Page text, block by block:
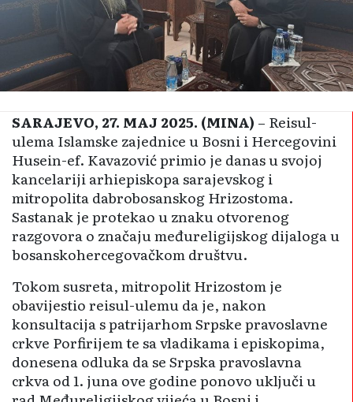
SARAJEVO, 27. MAJ 2025. (MINA) – Reisul-
ulema Islamske zajednice u Bosni i Hercegovini
Husein-ef. Kavazović primio je danas u svojoj
kancelariji arhiepiskopa sarajevskog i
mitropolita dabrobosanskog Hrizostoma.
Sastanak je protekao u znaku otvorenog
razgovora o značaju međureligijskog dijaloga u
bosanskohercegovačkom društvu.
Tokom susreta, mitropolit Hrizostom je
obavijestio reisul-ulemu da je, nakon
konsultacija s patrijarhom Srpske pravoslavne
crkve Porfirijem te sa vladikama i episkopima,
donesena odluka da se Srpska pravoslavna
crkva od 1. juna ove godine ponovo uključi u